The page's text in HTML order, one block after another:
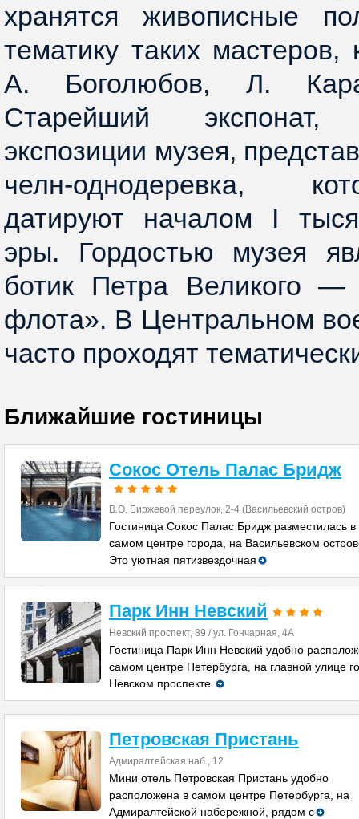
хранятся живописные
тематику таких мастеров,
А. Боголюбов, Л.
Старейший
экспозиции музея,
челн-однодеревка,
датируют началом I
эры. Гордостью музея
ботик Петра Великого —
флота». В Центральном
часто проходят
Ближайшие гостиницы
Сокос Отель Палас Бридж
В.О. Биржевой переулок, 2-4 (Васильевский остров)
Гостиница Сокос Палас Бридж разместилась в
самом центре города, на Васильевском
Это уютная пятизвездочная
Парк Инн Невский
Невский проспект, 89 / ул. Гончарная, 4А
Гостиница Парк Инн Невский удобно
самом центре Петербурга, на главной улице
Невском проспекте.
Петровская Пристань
Адмиралтейская наб., 12
Мини отель Петровская Пристань удобно
расположена в самом центре Петербурга, на
Адмиралтейской набережной, рядом с